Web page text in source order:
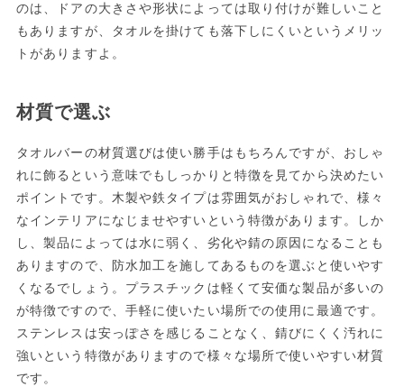
のは、ドアの大きさや形状によっては取り付けが難しいこと
もありますが、タオルを掛けても落下しにくいというメリッ
トがありますよ。
材質で選ぶ
タオルバーの材質選びは使い勝手はもちろんですが、おしゃ
れに飾るという意味でもしっかりと特徴を見てから決めたい
ポイントです。木製や鉄タイプは雰囲気がおしゃれで、様々
なインテリアになじませやすいという特徴があります。しか
し、製品によっては水に弱く、劣化や錆の原因になることも
ありますので、防水加工を施してあるものを選ぶと使いやす
くなるでしょう。プラスチックは軽くて安価な製品が多いの
が特徴ですので、手軽に使いたい場所での使用に最適です。
ステンレスは安っぽさを感じることなく、錆びにくく汚れに
強いという特徴がありますので様々な場所で使いやすい材質
です。